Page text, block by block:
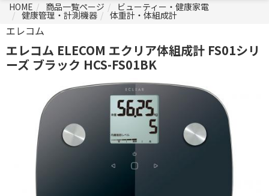
HOME
商品一覧ページ ビューティー・健康家電
健康管理・計測機器 体重計・体組成計
エレコム
エレコム ELECOM エクリア体組成計 FS01シリ
ーズ ブラック HCS-FS01BK